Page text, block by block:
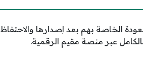
الخاصة بهم بعد إصدارها والاحتفاظ